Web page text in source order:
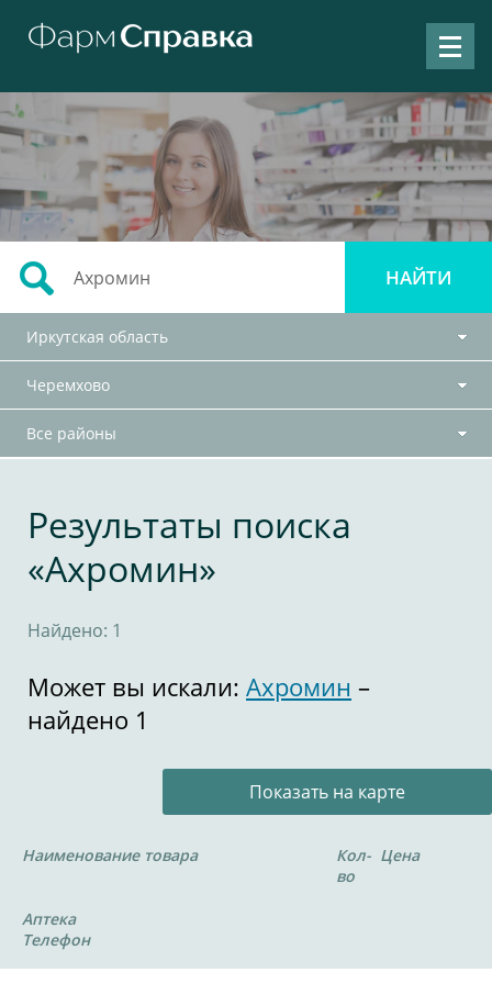
Иркутская область
Черемхово
Все районы
Результаты поиска
«Ахромин»
Найдено: 1
Может вы искали: Ахромин –
найдено 1
Показать на карте
Наименование товара
Кол-
во
Цена
Аптека
Телефон